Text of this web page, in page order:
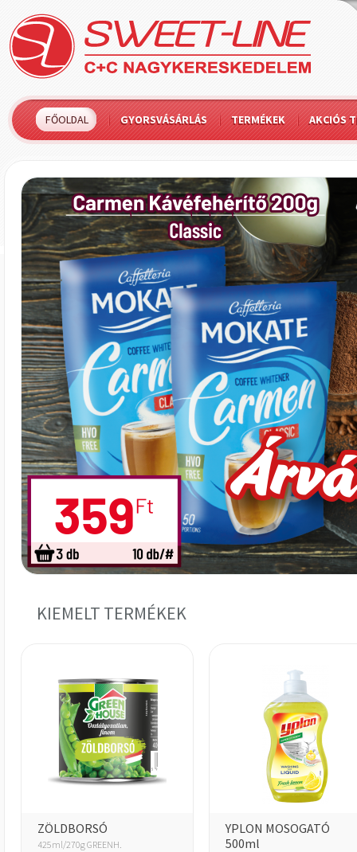
FŐOLDAL GYORSVÁSÁRLÁS TERMÉKEK AKCIÓS
KIEMELT TERMÉKEK
ZÖLDBORSÓ
425ml/270g GREENH.
YPLON MOSOGATÓ
500ml